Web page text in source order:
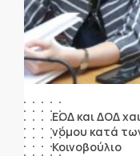
ΕΟΔ και ΔΟΔ
νόμου κατά
Κοινοβούλιο